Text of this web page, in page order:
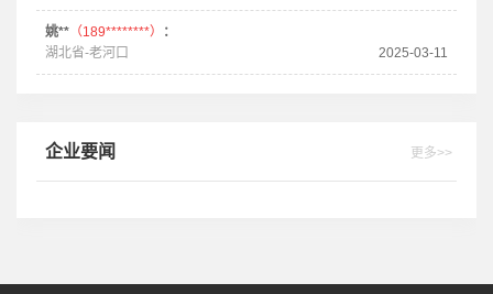
姚**（189********）
：
湖北省-老河口
2025-03-11
企业要闻 更多>>